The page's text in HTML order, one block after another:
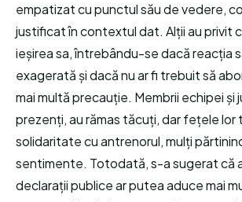
empatizat cu punctul său de vedere,
justificat în contextul dat. Alții au privit
ieșirea sa, întrebându-se dacă reacția
exagerată și dacă nu ar fi trebuit să
mai multă precauție. Membrii echipei și
prezenți, au rămas tăcuți, dar fețele lor
solidaritate cu antrenorul, mulți
sentimente. Totodată, s-a sugerat că
declarații publice ar putea aduce mai